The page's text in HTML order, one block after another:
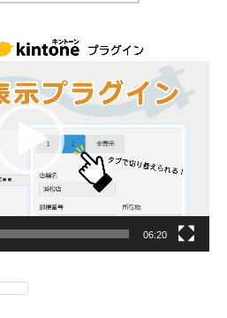
仕事を知る
06:20